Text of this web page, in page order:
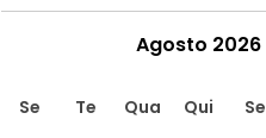
Agosto 2026
Se Te Qua Qui Se